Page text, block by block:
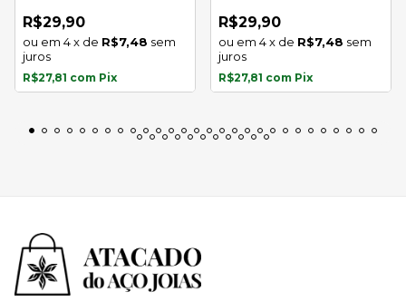
R$29,90
4x de R$7,48 sem
juros
R$27,81 com Pix
R$29,90
4x de R$7,48 sem
juros
R$27,81 com Pix